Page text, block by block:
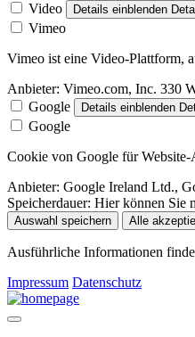
Video
Details einblenden
Vimeo
Vimeo ist eine Video-Plattform,
Anbieter: Vimeo.com, Inc. 330
Google
Details einblenden
Google
Cookie von Google für Website-
Anbieter: Google Ireland Ltd.,
Speicherdauer: Hier können Sie
Auswahl speichern Alle
Ausführliche Informationen
Impressum Datenschutz